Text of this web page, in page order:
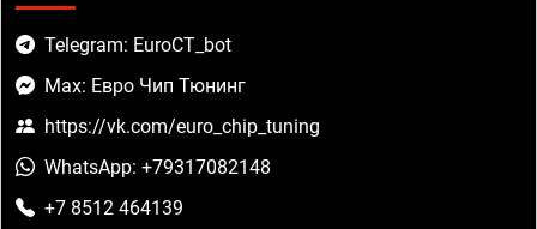
Telegram: EuroCT_bot
Max: Евро Чип Тюнинг
https://vk.com/euro_chip_tuning
WhatsApp: +79317082148
+7 8512 464139